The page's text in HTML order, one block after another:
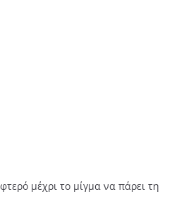
μέχρι το μίγμα να πάρει τη